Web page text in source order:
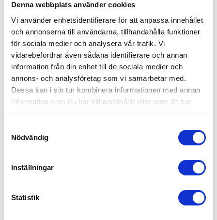
Denna webbplats använder cookies
Vi använder enhetsidentifierare för att anpassa innehållet
och annonserna till användarna, tillhandahålla funktioner
för sociala medier och analysera vår trafik. Vi
vidarebefordrar även sådana identifierare och annan
information från din enhet till de sociala medier och
annons- och analysföretag som vi samarbetar med.
Dessa kan i sin tur kombinera informationen med annan
information som du har tillhandahållit eller som de har
samlat in när du har använt deras tjänster.
Nödvändig
Inställningar
Statistik